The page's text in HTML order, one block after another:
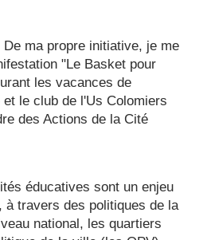
ma propre initiative, je me
"Le Basket pour
les vacances de
le club de l'Us Colomiers
des Actions de la Cité
éducatives sont un enjeu
à travers des politiques de la
national, les quartiers